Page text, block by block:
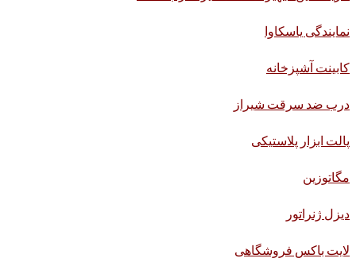
نمایندگی یاسکاوا
کابینت آشپزخانه
درب ضد سرقت شیراز
پالت ابزار پلاستیکی
مگاتوزین
دیزل ژنراتور
لایت باکس فروشگاهی